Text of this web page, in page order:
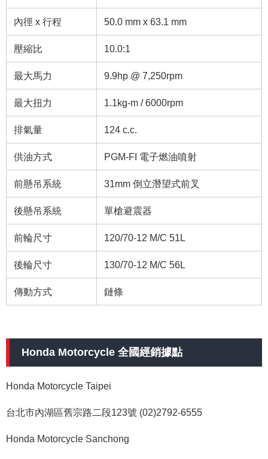
內徑 x 行程 50.0 mm x 63.1 mm
壓縮比 10.0:1
最大馬力 9.9hp @ 7,250rpm
最大扭力 1.1kg-m / 6000rpm
排氣量 124 c.c.
供油方式 PGM-FI 電子燃油噴射
前懸吊系統 31mm 倒立潛望式前叉
後懸吊系統 單槍避震器
前輪尺寸 120/70-12 M/C 51L
後輪尺寸 130/70-12 M/C 56L
傳動方式 鏈條
Honda Motorcycle 全國經銷據點
Honda Motorcycle Taipei
台北市內湖區舊宗路二段123號 (02)2792-6555
Honda Motorcycle Sanchong